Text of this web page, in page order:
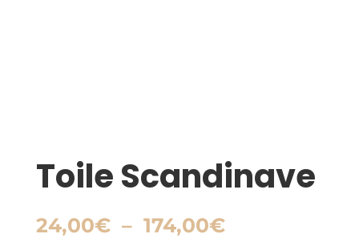
Toile Scandinave
24,00€ – 174,00€Plage